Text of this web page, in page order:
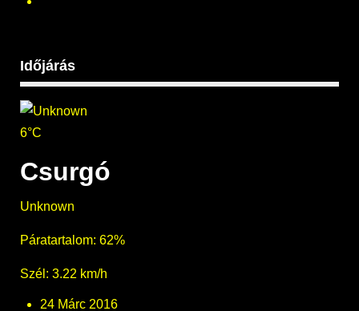
Időjárás
6°C
Csurgó
Unknown
Páratartalom: 62%
Szél: 3.22 km/h
24 Márc 2016